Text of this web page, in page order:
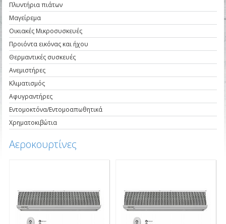
Πλυντήρια πιάτων
Μαγείρεμα
Οικιακές Μικροσυσκευές
Προιόντα εικόνας και ήχου
Θερμαντικές συσκευές
Ανεμιστήρες
Κλιματισμός
Αφυγραντήρες
Εντομοκτόνα/Εντομοαπωθητικά
Χρηματοκιβώτια
Αεροκουρτίνες